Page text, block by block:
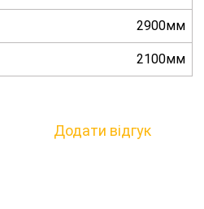
2900мм
2100мм
Додати відгук